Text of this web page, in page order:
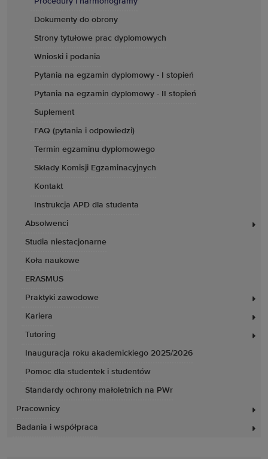
Dokumenty do obrony
Strony tytułowe prac dyplomowych
Wnioski i podania
Pytania na egzamin dyplomowy - I stopień
Pytania na egzamin dyplomowy - II stopień
Suplement
FAQ (pytania i odpowiedzi)
Termin egzaminu dyplomowego
Składy Komisji Egzaminacyjnych
Kontakt
Instrukcja APD dla studenta
Absolwenci
Studia niestacjonarne
Koła naukowe
ERASMUS
Praktyki zawodowe
Kariera
Tutoring
Inauguracja roku akademickiego 2025/2026
Pomoc dla studentek i studentów
Standardy ochrony małoletnich na PWr
Pracownicy
Badania i współpraca